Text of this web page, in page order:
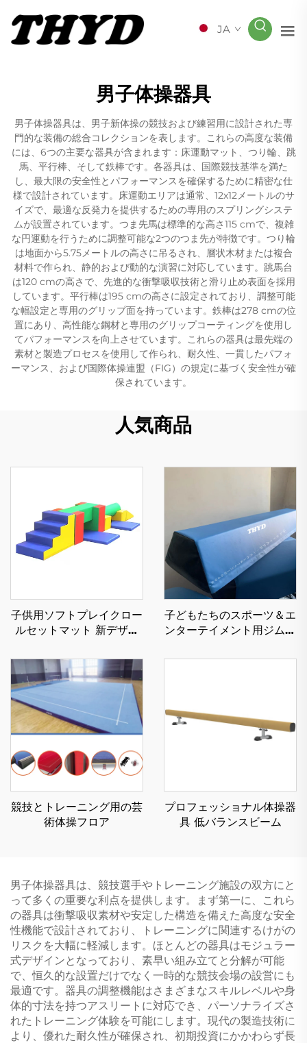
JA
男子体操器具
男子体操器具は、男子新体操の競技および練習用に設計された専
門的な装備の総合コレクションを表します。これらの高度な装備
には、6つの主要な器具が含まれます：床運動マット、つり輪、跳
馬、平行棒、そして鉄棒です。各器具は、国際競技基準を満た
し、最大限の安全性とパフォーマンスを確保するために精密な仕
様で設計されています。床運動エリアは通常、12x12メートルのサ
イズで、最適な反発力を提供するための専用のスプリングシステ
ムが設置されています。つま先馬は標準的な高さ115 cmで、複雑
な円運動を行うために調整可能な2つのつま先が特徴です。つり輪
は地面から5.75メートルの高さに吊るされ、層状木材または複合
材料で作られ、静的および動的な演習に対応しています。跳馬台
は120 cmの高さで、先進的な衝撃吸収技術と滑り止め表面を採用
しています。平行棒は195 cmの高さに設定されており、調整可能
な幅設定と専用のグリップ面を持っています。鉄棒は278 cmの位
置にあり、高性能な鋼材と専用のグリップコーティングを使用し
てパフォーマンスを向上させています。これらの器具は最先端の
素材と製造プロセスを使用して作られ、耐久性、一貫したパフォ
ーマンス、および国際体操連盟（FIG）の規定に基づく安全性が確
保されています。
人気商品
子供用ソフトプレイクロー
ルセットマット 新デザイ
ゃ
子どもたちのスポーツ＆エ
ンターテイメント用ジムナ
ーランニングニンジャウォ
競技とトレーニング用の芸
術体操フロア
プロフェッショナル体操器
具 低バランスビーム
男子体操器具は、競技選手やトレーニング施設の双方にと
って多くの重要な利点を提供します。まず第一に、これら
の器具は衝撃吸収素材や安定した構造を備えた高度な安全
性機能で設計されており、トレーニングに関連するけがの
リスクを大幅に軽減します。ほとんどの器具はモジュラー
式デザインとなっており、素早い組み立てと分解が可能
で、恒久的な設置だけでなく一時的な競技会場の設営にも
最適です。器具の調整機能はさまざまなスキルレベルや身
体的寸法を持つアスリートに対応でき、パーソナライズさ
れたトレーニング体験を可能にします。現代の製造技術に
より、優れた耐久性が確保され、初期投資にかかわらず長